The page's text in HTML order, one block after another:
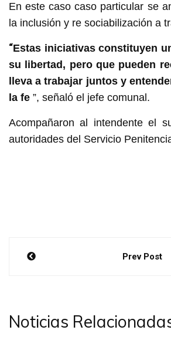
En este caso caso particular se
la inclusión y re sociabilización a
“Estas iniciativas constituyen
su libertad, pero que pueden
lleva a trabajar juntos y
la fe ”, señaló el jefe comunal.
Acompañaron al intendente el
autoridades del Servicio
Navegación
Prev Post
Noticias